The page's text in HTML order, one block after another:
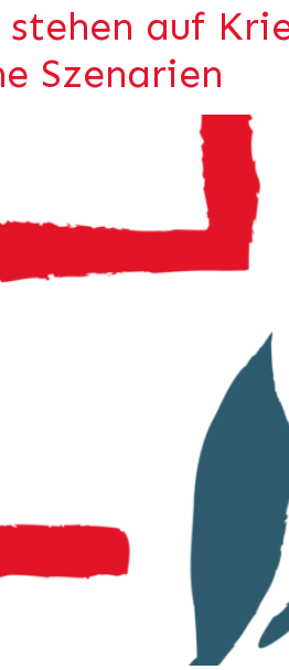
stehen auf
Szenarien